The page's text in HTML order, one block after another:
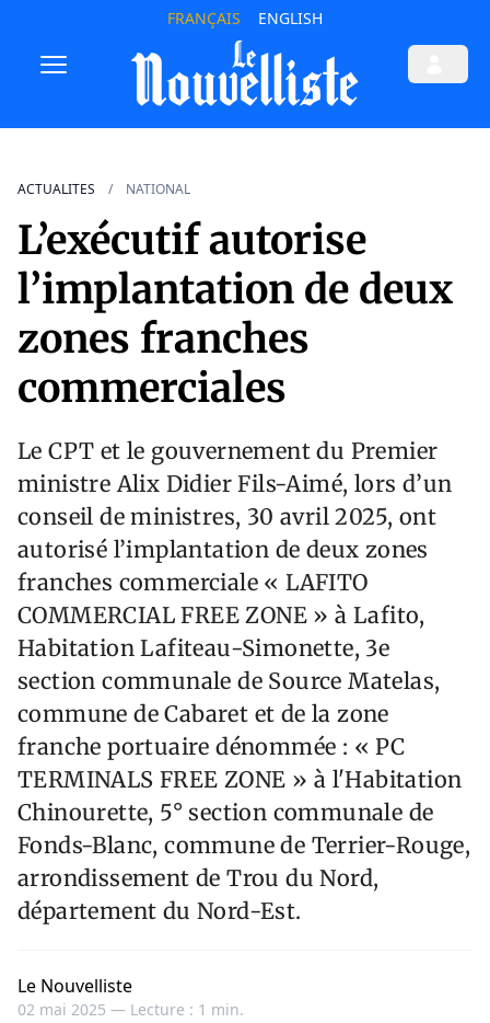
FRANÇAIS ENGLISH
ACTUALITES NATIONAL
L’exécutif autorise
l’implantation de deux
zones franches
commerciales
Le CPT et le gouvernement du Premier
ministre Alix Didier Fils-Aimé, lors d’un
conseil de ministres, 30 avril 2025, ont
autorisé l’implantation de deux zones
franches commerciale « LAFITO
COMMERCIAL FREE ZONE » à Lafito,
Habitation Lafiteau-Simonette, 3e
section communale de Source Matelas,
commune de Cabaret et de la zone
franche portuaire dénommée : « PC
TERMINALS FREE ZONE » à l'Habitation
Chinourette, 5° section communale de
Fonds-Blanc, commune de Terrier-Rouge,
arrondissement de Trou du Nord,
département du Nord-Est.
Le Nouvelliste
02 mai 2025 — Lecture : 1 min.